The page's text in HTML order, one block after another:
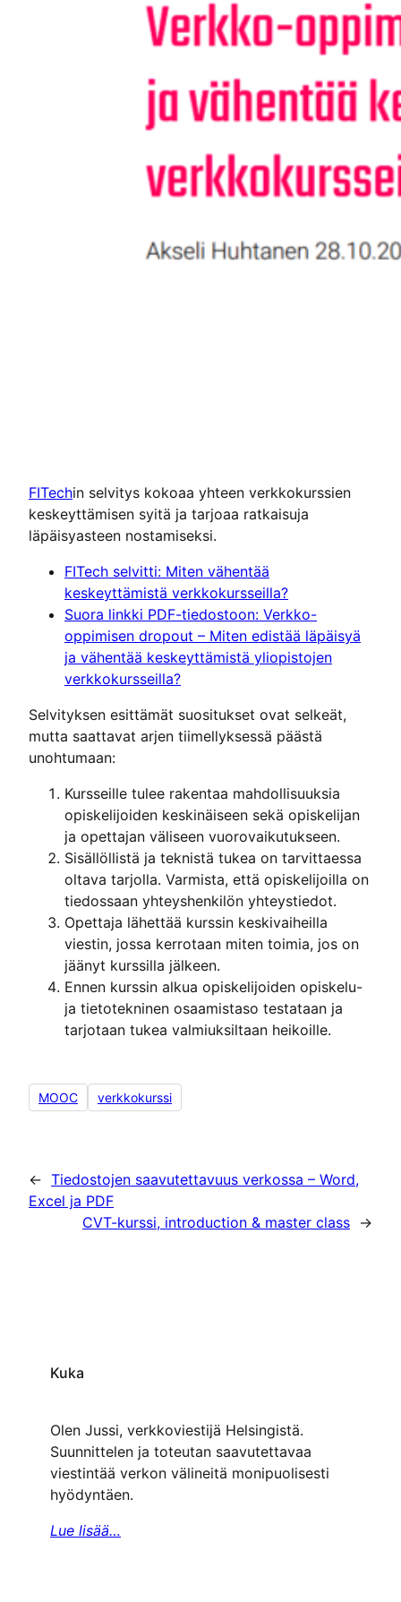
FITechin selvitys kokoaa yhteen verkkokurssien
keskeyttämisen syitä ja tarjoaa ratkaisuja
läpäisyasteen nostamiseksi.
FITech selvitti: Miten vähentää
keskeyttämistä verkkokursseilla?
Suora linkki PDF-tiedostoon: Verkko-
oppimisen dropout – Miten edistää läpäisyä
ja vähentää keskeyttämistä yliopistojen
verkkokursseilla?
Selvityksen esittämät suositukset ovat selkeät,
mutta saattavat arjen tiimellyksessä päästä
unohtumaan:
Kursseille tulee rakentaa mahdollisuuksia
opiskelijoiden keskinäiseen sekä opiskelijan
ja opettajan väliseen vuorovaikutukseen.
Sisällöllistä ja teknistä tukea on tarvittaessa
oltava tarjolla. Varmista, että opiskelijoilla on
tiedossaan yhteyshenkilön yhteystiedot.
Opettaja lähettää kurssin keskivaiheilla
viestin, jossa kerrotaan miten toimia, jos on
jäänyt kurssilla jälkeen.
Ennen kurssin alkua opiskelijoiden opiskelu-
ja tietotekninen osaamistaso testataan ja
tarjotaan tukea valmiuksiltaan heikoille.
MOOC verkkokurssi
← Tiedostojen saavutettavuus verkossa – Word,
Excel ja PDF
CVT-kurssi, introduction & master class →
Kuka
Olen Jussi, verkkoviestijä Helsingistä.
Suunnittelen ja toteutan saavutettavaa
viestintää verkon välineitä monipuolisesti
hyödyntäen.
Lue lisää…